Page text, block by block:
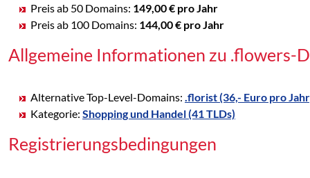
Preis ab 50 Domains: 149,00 € pro Jahr
Preis ab 100 Domains: 144,00 € pro Jahr
Allgemeine Informationen zu .flowers-
Alternative Top-Level-Domains: .florist (36,- Euro pro
Kategorie: Shopping und Handel (41 TLDs)
Registrierungsbedingungen